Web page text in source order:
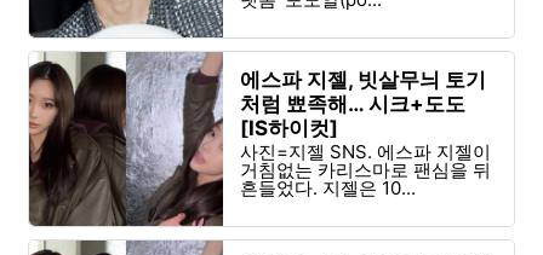
에스파 지젤, 빗살무늬 토기
처럼 뾰족해… 시크+도도
[IS하이컷]
사진=지젤 SNS. 에스파 지젤이
거침없는 카리스마로 팬심을 뒤
흔들었다. 지젤은 10...